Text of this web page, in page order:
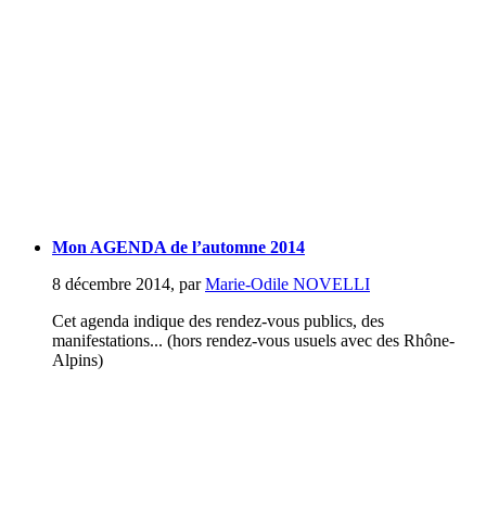
Mon AGENDA de l’automne 2014
8 décembre 2014, parMarie-Odile NOVELLI
Cet agenda indique des rendez-vous publics, des
manifestations... (hors rendez-vous usuels avec des Rhône-
Alpins)